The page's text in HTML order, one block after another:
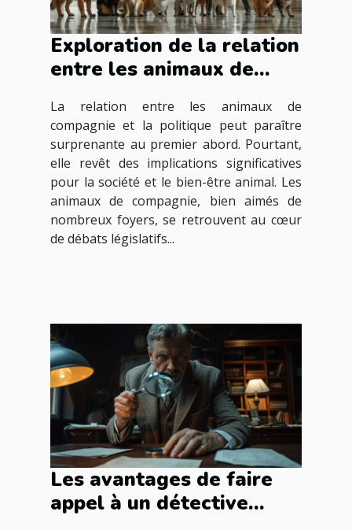
Exploration de la relation
entre les animaux de
La relation entre les animaux de
compagnie et la politique peut paraître
surprenante au premier abord. Pourtant,
elle revêt des implications significatives
pour la société et le bien-être animal. Les
animaux de compagnie, bien aimés de
nombreux foyers, se retrouvent au cœur
de débats législatifs...
Les avantages de faire
appel à un détective